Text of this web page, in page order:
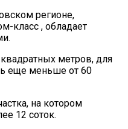
регионе,
класс , обладает
метров, для
еще меньше от 60
на котором
12 соток.